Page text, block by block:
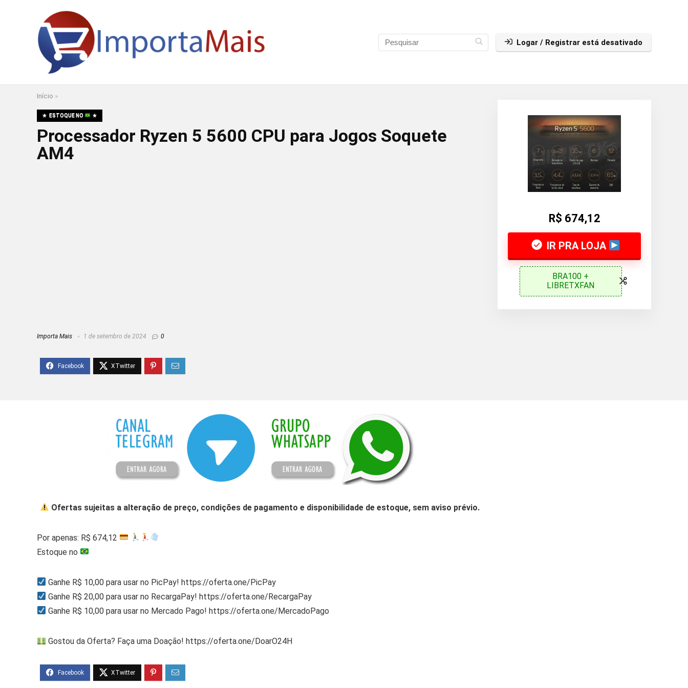
Logar / Registrar está desativado
Início »
ESTOQUE NO
Processador Ryzen 5 5600 CPU para Jogos Soquete
AM4
R$ 674,12
IR PRA LOJA
BRA100 +
LIBRETXFAN
Importa Mais 1 de setembro de 2024 0
Ofertas sujeitas a alteração de preço, condições de pagamento e disponibilidade de estoque, sem aviso prévio.
Por apenas: R$ 674,12
Estoque no
Ganhe R$ 10,00 para usar no PicPay! https://oferta.one/PicPay
Ganhe R$ 20,00 para usar no RecargaPay! https://oferta.one/RecargaPay
Ganhe R$ 10,00 para usar no Mercado Pago! https://oferta.one/MercadoPago
Gostou da Oferta? Faça uma Doação! https://oferta.one/DoarO24H